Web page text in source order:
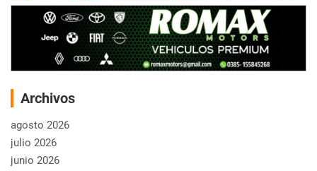
Archivos
agosto 2026
julio 2026
junio 2026